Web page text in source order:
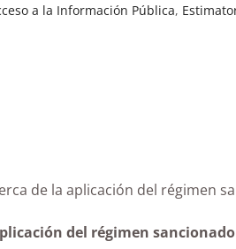
a la Información Pública,
acerca de la aplicación del
del régimen sancionador